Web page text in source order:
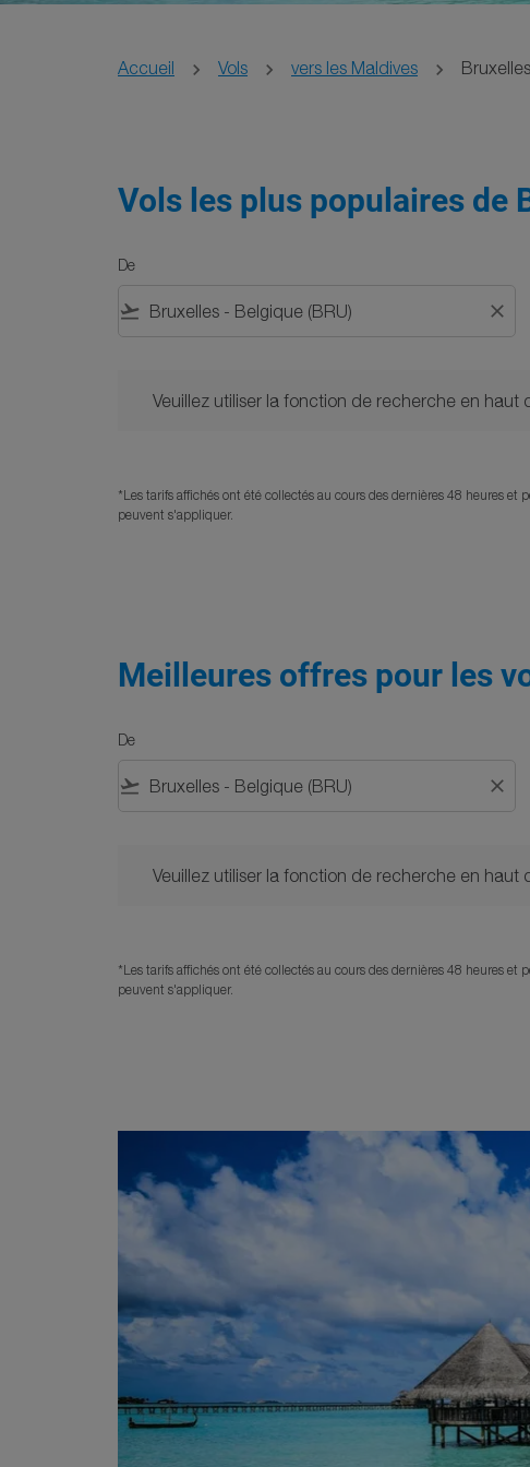
Accueil Vols vers les Maldives
Vols les plus populaires de
De
flight_takeoff close
Veuillez utiliser la fonction de recherche en haut
*Les tarifs affichés ont été collectés au cours des dernières 48 heures
peuvent s'appliquer.
Meilleures offres pour les
De
flight_takeoff close
Veuillez utiliser la fonction de recherche en haut
*Les tarifs affichés ont été collectés au cours des dernières 48 heures
peuvent s'appliquer.